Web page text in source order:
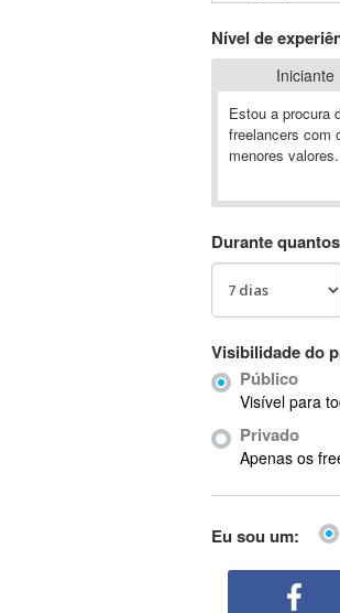
3GSM
4D Dimension
802.11
A&P
A-GPS
Ab Initio
ABIS
AbleCommerce
Ableton Live
Abstract Window
Nível de
Iniciante
Estou a procura
freelancers com
menores valores.
Durante
Visibilidade do
Público
Visível para
Privado
Apenas os
Eu sou um: